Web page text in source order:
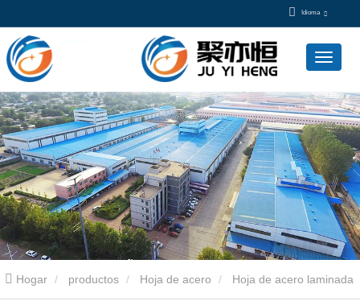
Idioma
Hogar productos Hoja de acero Hoja de acero laminada